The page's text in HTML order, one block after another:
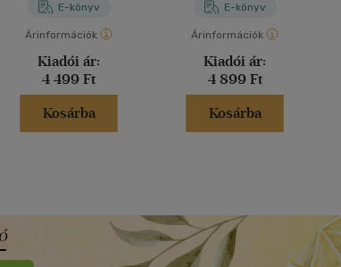
E-könyv
Árinformációk
Kiadói ár:
4 499 Ft
Kosárba
E-könyv
Árinformációk
Kiadói ár:
4 899 Ft
Kosárba